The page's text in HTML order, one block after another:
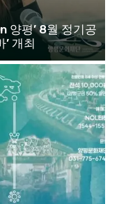
양평’ 8월 정기공
개최